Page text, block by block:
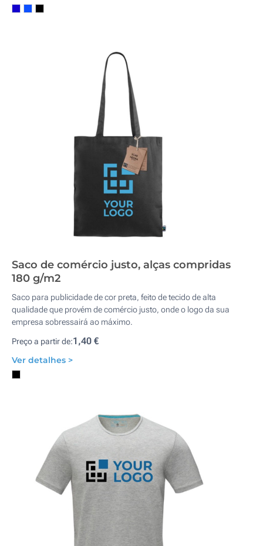
Saco de comércio justo, alças compridas
180 g/m2
Saco para publicidade de cor preta, feito de tecido de alta
qualidade que provém de comércio justo, onde o logo da sua
empresa sobressairá ao máximo.
Preço a partir de:1,40 €
Ver detalhes >